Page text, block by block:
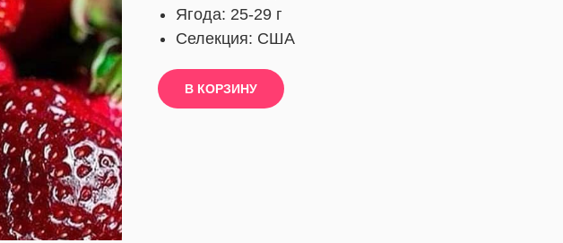
Ягода: 25-29 г
Селекция: США
В КОРЗИНУ